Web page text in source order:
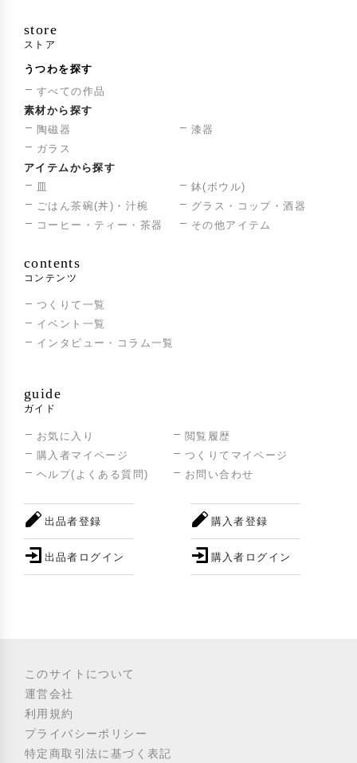
store
ストア
うつわを探す
すべての作品
素材から探す
陶磁器
漆器
ガラス
アイテムから探す
皿
鉢(ボウル)
ごはん茶碗(丼)・汁椀
グラス・コップ・酒器
コーヒー・ティー・茶器
その他アイテム
contents
コンテンツ
つくりて一覧
イベント一覧
インタビュー・コラム一覧
guide
ガイド
お気に入り
閲覧履歴
購入者マイページ
つくりてマイページ
ヘルプ(よくある質問)
お問い合わせ
出品者登録
出品者ログイン
購入者登録
購入者ログイン
このサイトについて
運営会社
利用規約
プライバシーポリシー
特定商取引法に基づく表記